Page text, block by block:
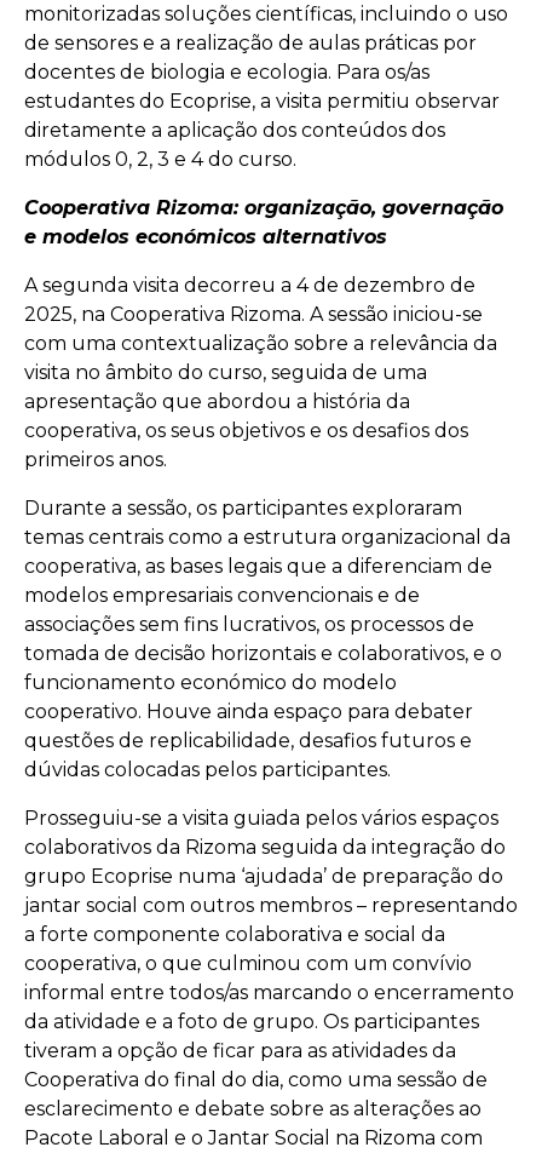
monitorizadas soluções científicas, incluindo o uso
de sensores e a realização de aulas práticas por
docentes de biologia e ecologia. Para os/as
estudantes do Ecoprise, a visita permitiu observar
diretamente a aplicação dos conteúdos dos
módulos 0, 2, 3 e 4 do curso.
Cooperativa Rizoma: organização, governação
e modelos económicos alternativos
A segunda visita decorreu a 4 de dezembro de
2025, na Cooperativa Rizoma. A sessão iniciou-se
com uma contextualização sobre a relevância da
visita no âmbito do curso, seguida de uma
apresentação que abordou a história da
cooperativa, os seus objetivos e os desafios dos
primeiros anos.
Durante a sessão, os participantes exploraram
temas centrais como a estrutura organizacional da
cooperativa, as bases legais que a diferenciam de
modelos empresariais convencionais e de
associações sem fins lucrativos, os processos de
tomada de decisão horizontais e colaborativos, e o
funcionamento económico do modelo
cooperativo. Houve ainda espaço para debater
questões de replicabilidade, desafios futuros e
dúvidas colocadas pelos participantes.
Prosseguiu-se a visita guiada pelos vários espaços
colaborativos da Rizoma seguida da integração do
grupo Ecoprise numa ‘ajudada’ de preparação do
jantar social com outros membros – representando
a forte componente colaborativa e social da
cooperativa, o que culminou com um convívio
informal entre todos/as marcando o encerramento
da atividade e a foto de grupo. Os participantes
tiveram a opção de ficar para as atividades da
Cooperativa do final do dia, como uma sessão de
esclarecimento e debate sobre as alterações ao
Pacote Laboral e o Jantar Social na Rizoma com